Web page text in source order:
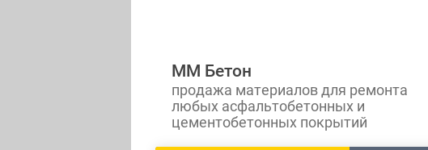
ММ Бетон
продажа материалов для ремонта
любых асфальтобетонных и
цементобетонных покрытий